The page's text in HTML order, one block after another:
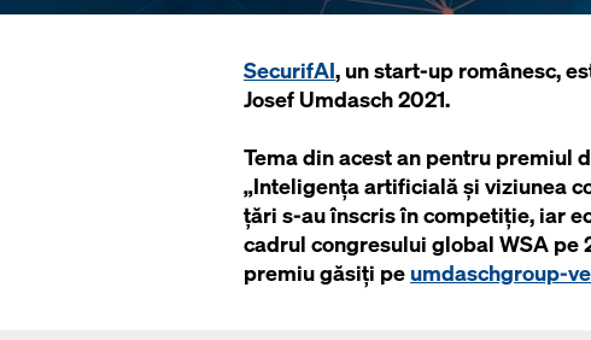
SecurifAI, un start-up românesc,
Josef Umdasch 2021.
Tema din acest an pentru premiul
„Inteligența artificială și viziunea
țări s-au înscris în competiție, iar
cadrul congresului global WSA pe
premiu găsiți pe umdaschgroup-